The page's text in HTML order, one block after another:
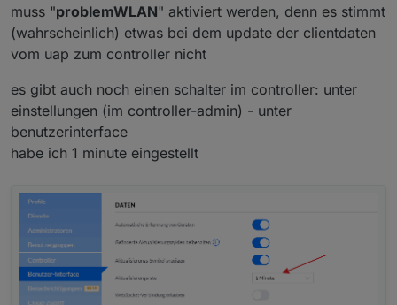
muss "problemWLAN" aktiviert werden, denn es stimmt
(wahrscheinlich) etwas bei dem update der clientdaten
vom uap zum controller nicht
es gibt auch noch einen schalter im controller: unter
einstellungen (im controller-admin) - unter
benutzerinterface
habe ich 1 minute eingestellt